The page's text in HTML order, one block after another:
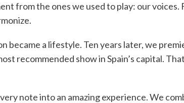
from the ones we used to play: our voices.
became a lifestyle. Ten years later, we
recommended show in Spain’s capital.
note into an amazing experience. We